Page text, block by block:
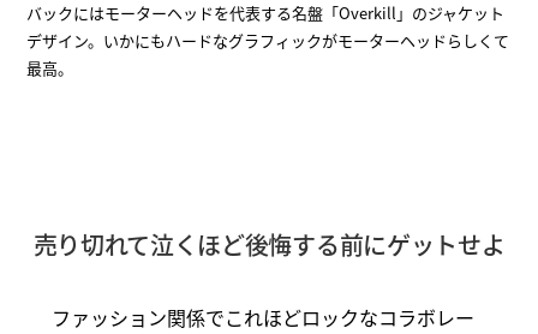
バックにはモーターヘッドを代表する名盤「Overkill」のジャケット
デザイン。いかにもハードなグラフィックがモーターヘッドらしくて
最高。
売り切れて泣くほど後悔する前にゲットせよ
ファッション関係でこれほどロックなコラボレー